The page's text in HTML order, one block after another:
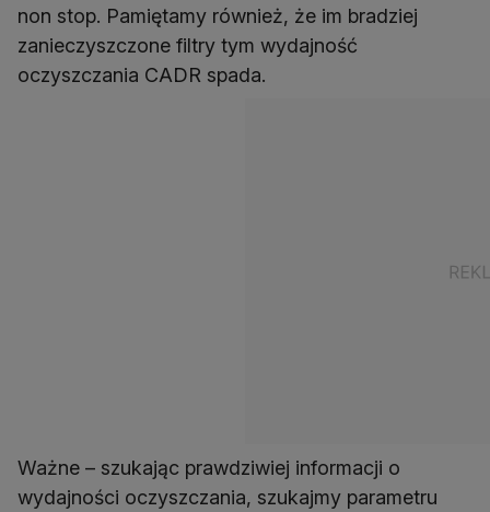
non stop. Pamiętamy również, że im bradziej
zanieczyszczone filtry tym wydajność
oczyszczania CADR spada.
Ważne – szukając prawdziwiej informacji o
wydajności oczyszczania, szukajmy parametru